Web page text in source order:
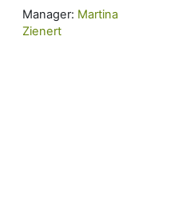
Manager: Martina
Zienert